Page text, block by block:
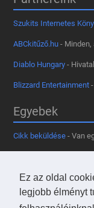
Ez az oldal
legjobb élményt
Szukits Internetes
ABCkitűző.hu - Minden,
Diablo Hungary -
Blizzard Entertainment
Egyebek
Cikk beküldése - Van
-
Kapcsolat,
Használd a tooltipünket